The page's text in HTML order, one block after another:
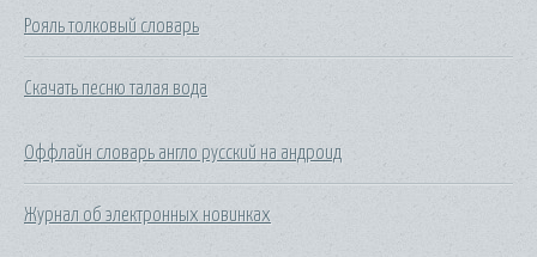
Рояль толковый словарь
Скачать песню талая вода
Оффлайн словарь англо русский на андроид
Журнал об электронных новинках